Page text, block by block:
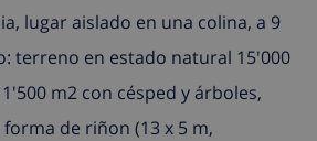
lugar aislado en una colina, a 9
terreno en estado natural 15'000
m2 con césped y árboles,
de riñon (13 x 5 m,